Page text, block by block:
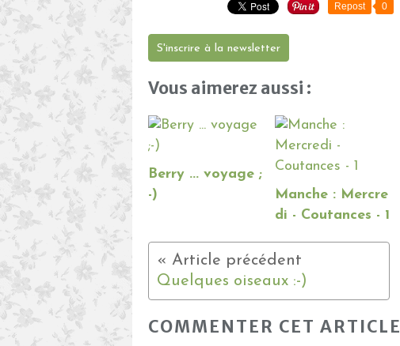
Repost 0
S'inscrire à la newsletter
Vous aimerez aussi :
Berry ... voyage ;
-)
Manche : Mercre
di - Coutances - 1
Quelques oiseaux :-)
COMMENTER CET ARTICLE